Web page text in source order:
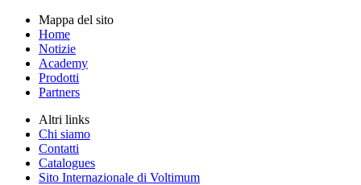
Mappa del sito
Home
Notizie
Academy
Prodotti
Partners
Altri links
Chi siamo
Contatti
Catalogues
Sito Internazionale di Voltimum